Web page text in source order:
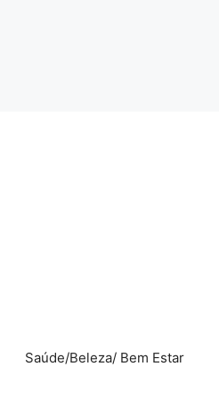
Saúde/Beleza/ Bem Estar